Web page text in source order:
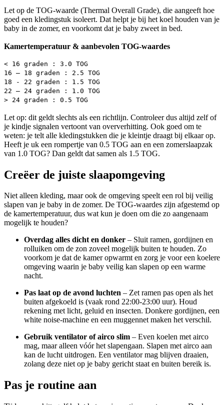
Let op de TOG-waarde (Thermal Overall Grade), die aangeeft hoe
goed een kledingstuk isoleert. Dat helpt je bij het koel houden van je
baby in de zomer, en voorkomt dat je baby zweet in bed.
Kamertemperatuur & aanbevolen TOG-waardes
< 16 graden : 3.0 TOG
16 – 18 graden : 2.5 TOG
18 - 22 graden : 1.5 TOG
22 – 24 graden : 1.0 TOG
> 24 graden : 0.5 TOG
Let op: dit geldt slechts als een richtlijn. Controleer dus altijd zelf of
je kindje signalen vertoont van oververhitting. Ook goed om te
weten: je telt alle kledingstukken die je kleintje draagt bij elkaar op.
Heeft je uk een rompertje van 0.5 TOG aan en een zomerslaapzak
van 1.0 TOG? Dan geldt dat samen als 1.5 TOG.
Creëer de juiste slaapomgeving
Niet alleen kleding, maar ook de omgeving speelt een rol bij veilig
slapen van je baby in de zomer. De TOG-waardes zijn afgestemd op
de kamertemperatuur, dus wat kun je doen om die zo aangenaam
mogelijk te houden?
Overdag alles dicht en donker – Sluit ramen, gordijnen en
rolluiken om de zon zoveel mogelijk buiten te houden. Zo
voorkom je dat de kamer opwarmt en zorg je voor een koelere
omgeving waarin je baby veilig kan slapen op een warme
nacht.
Pas laat op de avond luchten – Zet ramen pas open als het
buiten afgekoeld is (vaak rond 22:00-23:00 uur). Houd
rekening met licht, geluid en insecten. Donkere gordijnen, een
white noise-machine en een muggennet maken het verschil.
Gebruik ventilator of airco slim – Even koelen met airco
mag, maar alleen vóór het slapengaan. Slapen met airco aan
kan de lucht uitdrogen. Een ventilator mag blijven draaien,
zolang deze niet op je baby gericht staat en buiten bereik is.
Pas je routine aan